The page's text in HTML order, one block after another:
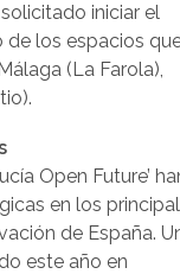
iniciar el
los espacios
(La Farola),
Open Future’
en los
de España.
este año en